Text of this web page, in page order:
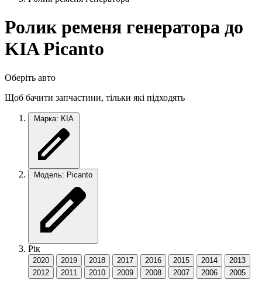
Ролик ременя генератора до
KIA Picanto
Оберіть авто
Щоб бачити запчастини, тільки які підходять
Марка: KIA
Модель: Picanto
Рік
2020 2019 2018 2017 2016 2015 2014
2013
2012
2011 2010 2009 2008 2007 2006 2005